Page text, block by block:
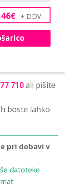
€
710ali pišite
boste lahko
pri dobavi v
datoteke